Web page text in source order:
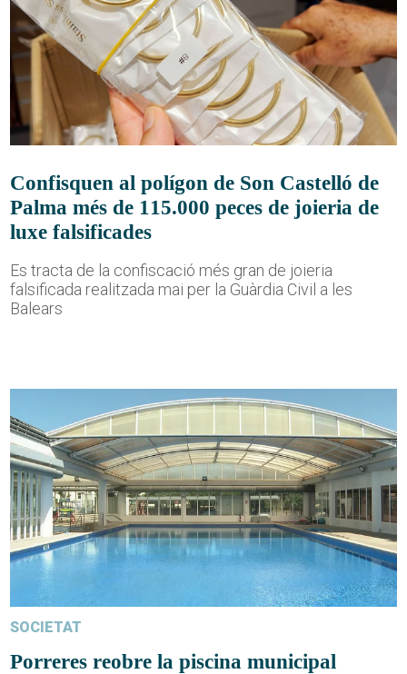
Confisquen al polígon de Son Castelló de
Palma més de 115.000 peces de joieria de
luxe falsificades
Es tracta de la confiscació més gran de joieria
falsificada realitzada mai per la Guàrdia Civil a les
Balears
SOCIETAT
Porreres reobre la piscina municipal